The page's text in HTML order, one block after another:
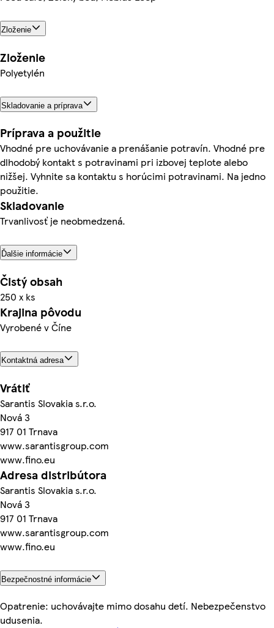
Zloženie
Zloženie
Polyetylén
Skladovanie a príprava
Príprava a použitie
Vhodné pre uchovávanie a prenášanie potravín. Vhodné pre
dlhodobý kontakt s potravinami pri izbovej teplote alebo
nižšej. Vyhnite sa kontaktu s horúcimi potravinami. Na jedno
použitie.
Skladovanie
Trvanlivosť je neobmedzená.
Ďalšie informácie
Čistý obsah
250 x ks
Krajina pôvodu
Vyrobené v Číne
Kontaktná adresa
Vrátiť
Sarantis Slovakia s.r.o.
Nová 3
917 01 Trnava
www.sarantisgroup.com
www.fino.eu
Adresa distribútora
Sarantis Slovakia s.r.o.
Nová 3
917 01 Trnava
www.sarantisgroup.com
www.fino.eu
Bezpečnostné informácie
Opatrenie: uchovávajte mimo dosahu detí. Nebezpečenstvo
udusenia.